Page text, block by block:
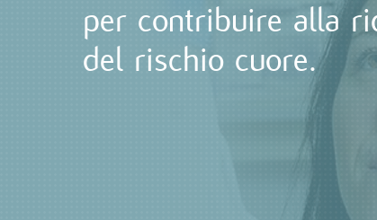
per contribuire alla
del rischio cuore.